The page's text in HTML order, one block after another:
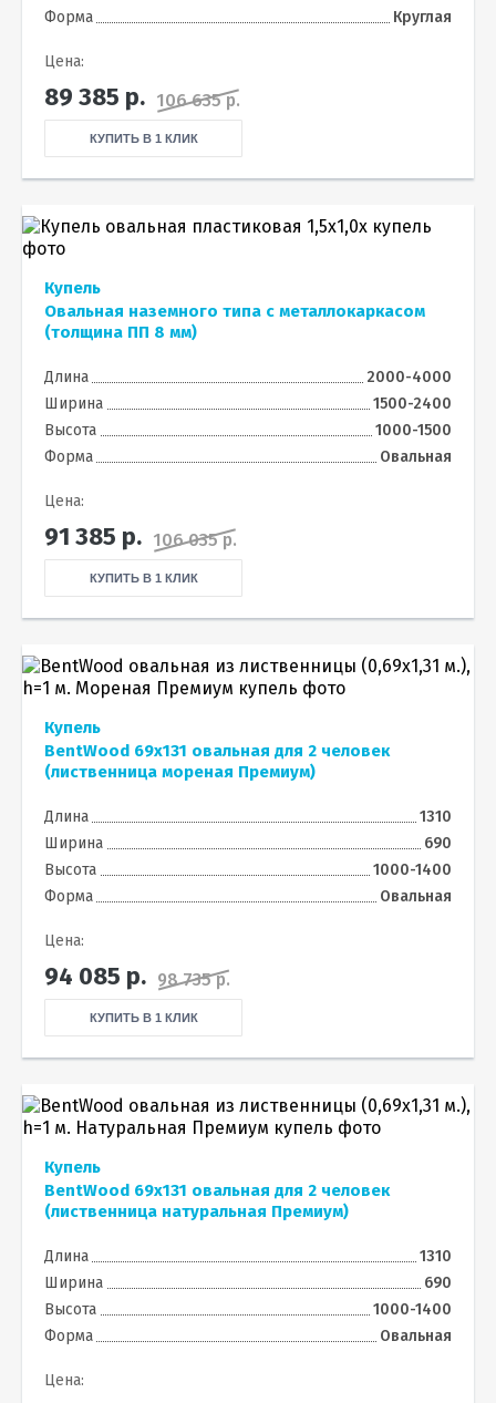
Форма
Круглая
Цена:
89 385 р. 106 635 р.
КУПИТЬ В 1 КЛИК
Купель
Овальная наземного типа с металлокаркасом
(толщина ПП 8 мм)
Длина
2000-4000
Ширина
1500-2400
Высота
1000-1500
Форма
Овальная
Цена:
91 385 р. 106 035 р.
КУПИТЬ В 1 КЛИК
Купель
BentWood 69х131 овальная для 2 человек
(лиственница мореная Премиум)
Длина
1310
Ширина
690
Высота
1000-1400
Форма
Овальная
Цена:
94 085 р. 98 735 р.
КУПИТЬ В 1 КЛИК
Купель
BentWood 69х131 овальная для 2 человек
(лиственница натуральная Премиум)
Длина
1310
Ширина
690
Высота
1000-1400
Форма
Овальная
Цена: